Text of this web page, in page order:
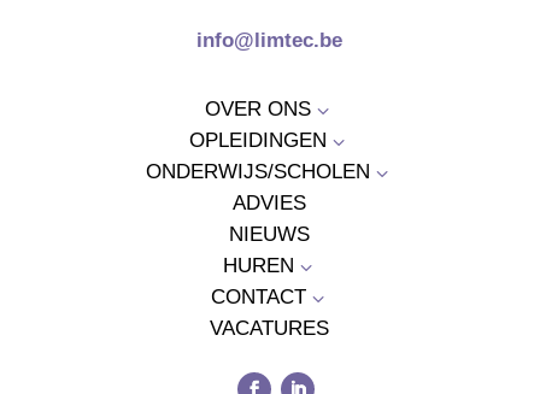
info@limtec.be
OVER ONS 3
OPLEIDINGEN 3
ONDERWIJS/SCHOLEN 3
ADVIES
NIEUWS
HUREN 3
CONTACT3
VACATURES